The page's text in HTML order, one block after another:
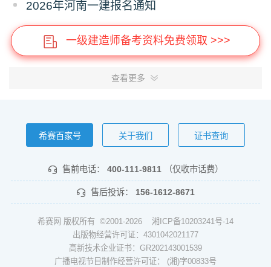
2026年河南一建报名通知
一级建造师备考资料免费领取 >>>
查看更多
希赛百家号 关于我们 证书查询
售前电话： 400-111-9811 （仅收市话费）
售后投诉： 156-1612-8671
希赛网 版权所有 ©2001-2026 湘ICP备10203241号-14
出版物经营许可证：4301042021177
高新技术企业证书：GR202143001539
广播电视节目制作经营许可证： (湘)字00833号